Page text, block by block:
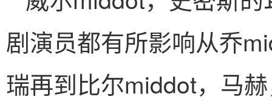
剧演员都有所影响从乔
瑞再到比尔middot，马